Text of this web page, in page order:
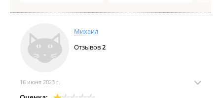
Михаил
Отзывов2
16 июня 2023 г.